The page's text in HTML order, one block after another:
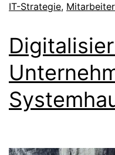
IT-Strategie,